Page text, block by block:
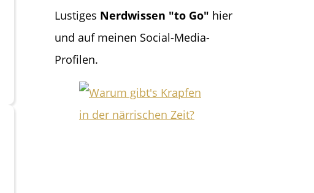
Lustiges Nerdwissen "to Go" hier
und auf meinen Social-Media-
Profilen.